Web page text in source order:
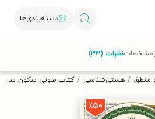
دسته‌بندی‌ها
از طاقچه دریافت کن.
منطق هستی‌شناسی کتاب صوتی سکون
٪۵۰
مشخصاتنظرات (۳۳)